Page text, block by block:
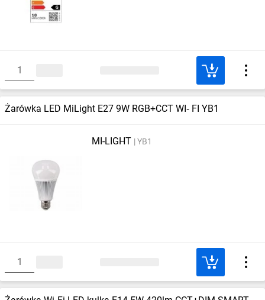
Żarówka LED MiLight E27 9W RGB+CCT WI‑ FI YB1
MI-LIGHT YB1